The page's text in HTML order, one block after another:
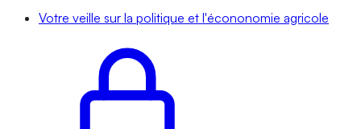
Votre veille sur la politique et l'écononomie agricole